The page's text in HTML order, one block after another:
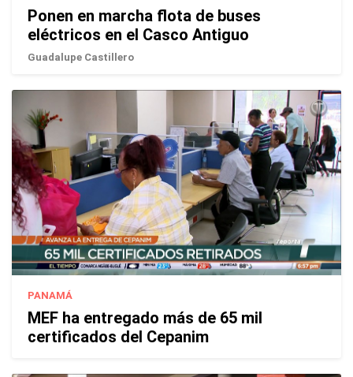
Ponen en marcha flota de buses
eléctricos en el Casco Antiguo
Guadalupe Castillero
PANAMÁ
MEF ha entregado más de 65 mil
certificados del Cepanim